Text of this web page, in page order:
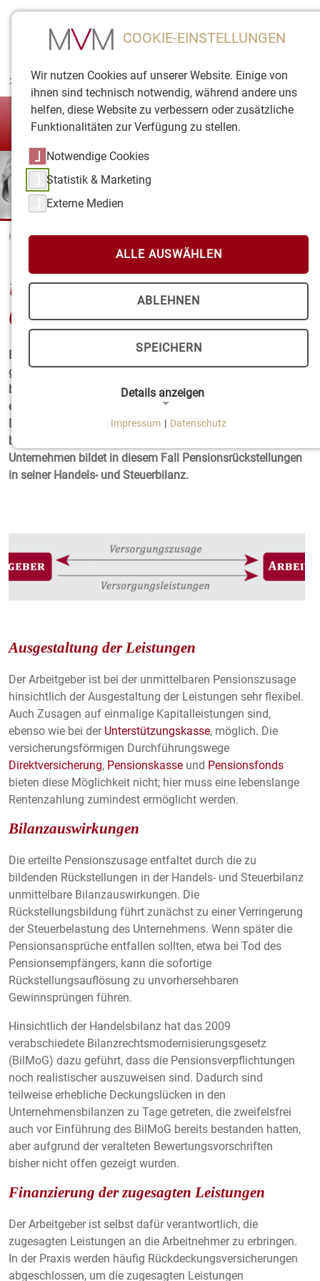
> Zukunft braucht neue Wege
Home Betriebliche Altersvorsorgung Durchführungswege
Unmittelbare Pensionszusage (Direktzusage)
Unmittelbare Pensionszusage
(Direktzusage)
Bei der unmittelbaren Pensionszusage, auch Direktzusage
genannt, sagt der Arbeitgeber seinen Arbeitnehmern eine
betriebliche Altersversorgung zu, ohne sich hierfür eines
externen Trägers zu bedienen. Deshalb wird dieser
Durchführungsweg auch als „originäre Form“ der
betrieblichen Altersversorgung bezeichnet. Das zusagende
Unternehmen bildet in diesem Fall Pensionsrückstellungen
in seiner Handels- und Steuerbilanz.
Ausgestaltung der Leistungen
Der Arbeitgeber ist bei der unmittelbaren Pensionszusage
hinsichtlich der Ausgestaltung der Leistungen sehr flexibel.
Auch Zusagen auf einmalige Kapitalleistungen sind,
ebenso wie bei der Unterstützungskasse, möglich. Die
versicherungsförmigen Durchführungswege
Direktversicherung, Pensionskasse und Pensionsfonds
bieten diese Möglichkeit nicht; hier muss eine lebenslange
Rentenzahlung zumindest ermöglicht werden.
Bilanzauswirkungen
Die erteilte Pensionszusage entfaltet durch die zu
bildenden Rückstellungen in der Handels- und Steuerbilanz
unmittelbare Bilanzauswirkungen. Die
Rückstellungsbildung führt zunächst zu einer Verringerung
der Steuerbelastung des Unternehmens. Wenn später die
Pensionsansprüche entfallen sollten, etwa bei Tod des
Pensionsempfängers, kann die sofortige
Rückstellungsauflösung zu unvorhersehbaren
Gewinnsprüngen führen.
Hinsichtlich der Handelsbilanz hat das 2009
verabschiedete Bilanzrechtsmodernisierungsgesetz
(BilMoG) dazu geführt, dass die Pensionsverpflichtungen
noch realistischer auszuweisen sind. Dadurch sind
teilweise erhebliche Deckungslücken in den
Unternehmensbilanzen zu Tage getreten, die zweifelsfrei
auch vor Einführung des BilMoG bereits bestanden hatten,
aber aufgrund der veralteten Bewertungsvorschriften
bisher nicht offen gezeigt wurden.
Finanzierung der zugesagten Leistungen
Der Arbeitgeber ist selbst dafür verantwortlich, die
zugesagten Leistungen an die Arbeitnehmer zu erbringen.
In der Praxis werden häufig Rückdeckungsversicherungen
abgeschlossen, um die zugesagten Leistungen
COOKIE-EINSTELLUNGEN
Wir nutzen Cookies auf unserer Website. Einige von
ihnen sind technisch notwendig, während andere uns
helfen, diese Website zu verbessern oder zusätzliche
Funktionalitäten zur Verfügung zu stellen.
Notwendige Cookies
Statistik & Marketing
Externe Medien
ALLE AUSWÄHLEN
ABLEHNEN
SPEICHERN
Details anzeigen
NOTWENDIGE COOKIES
Notwendige Cookies ermöglichen grundlegende
Funktionen und sind für die einwandfreie Funktion
Name:
cookie_consent
Cookie Laufzeit:
STATISTIK & MARKETING
Statistik Cookies erfassen Informationen anonym.
Diese Informationen helfen uns zu verstehen, wie
unsere Besucher unsere Website nutzen.
Tracking
Anbieter:
Google LLC
EXTERNE MEDIEN
Um Inhalte von Videoplattformen und Social Media
Plattformen anzeigen zu können, werden von
diesen externen Medien Cookies gesetzt.
YouTube
Vimeo
Impressum | Datenschutz